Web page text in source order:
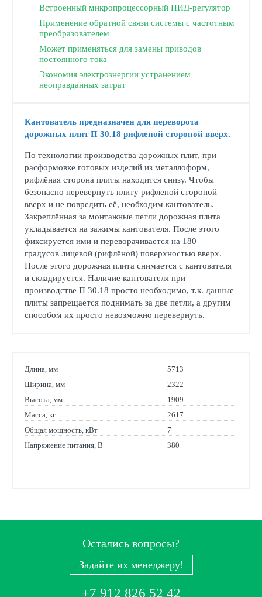
Встроенный микропроцессорный ПИД-регулятор
Применение обратной связи системы с частотным
преобразователем
Может применяться для замены приводов
постоянного тока
Экономия электроэнергии устранением
неоправданных затрат
Кантователь предназначен для переворота
дорожных плит П 30.18 рифленой стороной вверх.
По технологии производства дорожных плит, при
расформовке готовых изделий из металлоформ,
рифлёная сторона плиты находится снизу. Чтобы
безопасно перевернуть плиту рифленой стороной
вверх и не повредить её, необходим кантователь.
Закреплённая за монтажные петли дорожная плита
укладывается на зажимы кантователя. После этого
фиксируется ими и переворачивается на 180
градусов лицевой (рифлёной) поверхностью вверх.
После этого дорожная плита снимается с кантователя
и складируется. Наличие кантователя при
производстве П 30.18 просто необходимо, т.к. данные
плиты запрещается поднимать за две петли, а другим
способом их просто невозможно перевернуть.
Длина, мм
5713
Ширина, мм
2322
Высота, мм
1909
Масса, кг
2617
Общая мощность, кВт
7
Напряжение питания, В
380
Остались вопросы?
Задайте их менеджеру!
+7 912 826 52 42